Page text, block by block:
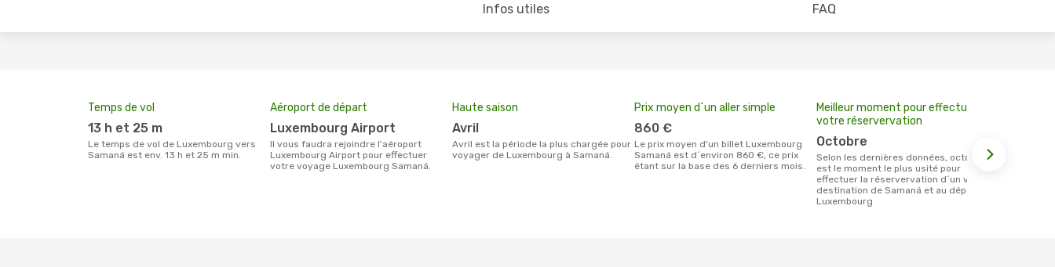
Infos utiles FAQ
Temps de vol
13 h et 25 m
Le temps de vol de Luxembourg vers
Samaná est env. 13 h et 25 m min.
Aéroport de départ
Luxembourg Airport
Il vous faudra rejoindre l'aéroport
Luxembourg Airport pour effectuer
votre voyage Luxembourg Samaná.
Haute saison
avril
avril est la période la plus chargée pour
voyager de Luxembourg à Samaná.
Prix moyen d´un aller simple
860 €
Le prix moyen d'un billet Luxembourg
Samaná est d´environ 860 €, ce prix
étant sur la base des 6 derniers mois.
Meilleur moment pour effectuer
votre réservervation
octobre
Selon les dernières données, octobre
est le moment le plus usité pour
effectuer la réservervation d´un vol à
destination de Samaná et au départ de
Luxembourg